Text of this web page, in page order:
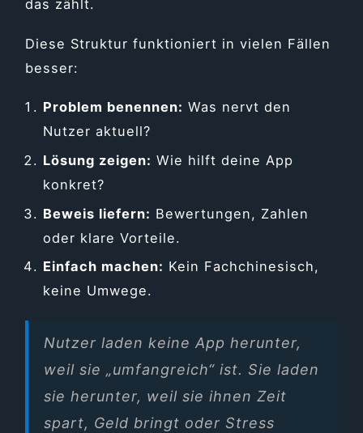
das zählt.
Diese Struktur funktioniert in vielen Fällen
besser:
Problem benennen: Was nervt den
Nutzer aktuell?
Lösung zeigen: Wie hilft deine App
konkret?
Beweis liefern: Bewertungen, Zahlen
oder klare Vorteile.
Einfach machen: Kein Fachchinesisch,
keine Umwege.
Nutzer laden keine App herunter,
weil sie „umfangreich“ ist. Sie laden
sie herunter, weil sie ihnen Zeit
spart, Geld bringt oder Stress